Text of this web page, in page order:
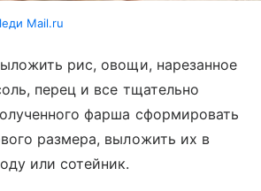
Mail.ru
рис, овощи, нарезанное
перец и все тщательно
фарша сформировать
размера, выложить их в
или сотейник.